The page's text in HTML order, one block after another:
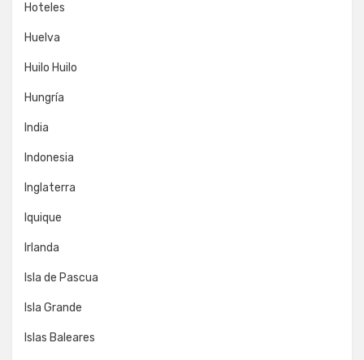
Hoteles
Huelva
Huilo Huilo
Hungría
India
Indonesia
Inglaterra
Iquique
Irlanda
Isla de Pascua
Isla Grande
Islas Baleares